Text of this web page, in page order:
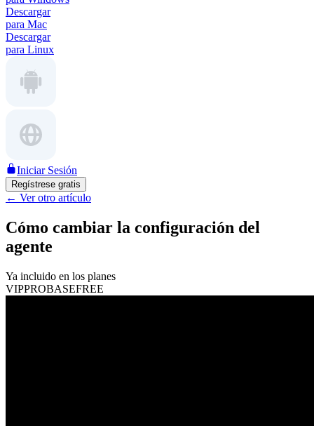
Descargar
para Mac
Descargar
para Linux
Iniciar Sesión
Regístrese gratis
← Ver otro artículo
Cómo cambiar la configuración del
agente
Ya incluido en los planes
VIPPROBASEFREE